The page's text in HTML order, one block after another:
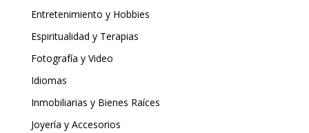
Entretenimiento y Hobbies
Espiritualidad y Terapias
Fotografía y Video
Idiomas
Inmobiliarias y Bienes Raíces
Joyería y Accesorios